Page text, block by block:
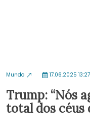
Mundo 17.06.2025 13:27
Trump: “Nós
total dos céus